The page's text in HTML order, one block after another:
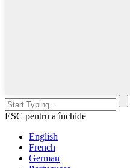
ESC pentru a închide
English
French
German